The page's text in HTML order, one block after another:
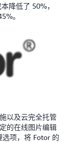
降低了 50%，
。
以及云完全托管
的在线图片编辑
选项，将 Fotor 的